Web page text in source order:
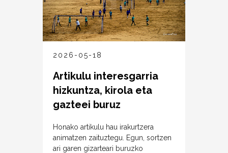
2026-05-18
Artikulu interesgarria
hizkuntza, kirola eta
gazteei buruz
Honako artikulu hau irakurtzera
animatzen zaituztegu. Egun, sortzen
ari garen gizarteari buruzko